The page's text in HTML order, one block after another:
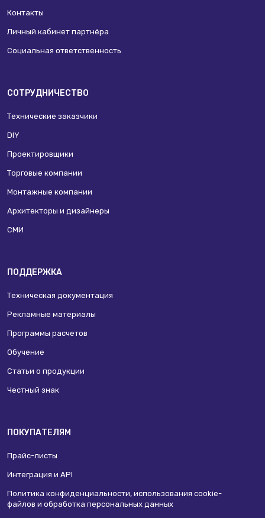
Контакты
Личный кабинет партнёра
Социальная ответственность
СОТРУДНИЧЕСТВО
Технические заказчики
DIY
Проектировщики
Торговые компании
Монтажные компании
Архитекторы и дизайнеры
СМИ
ПОДДЕРЖКА
Техническая документация
Рекламные материалы
Программы расчетов
Обучение
Статьи о продукции
Честный знак
ПОКУПАТЕЛЯМ
Прайс-листы
Интеграция и API
Политика конфиденциальности, использования сookie-
файлов и обработка персональных данных